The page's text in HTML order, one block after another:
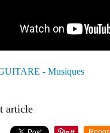
- Musiques
article